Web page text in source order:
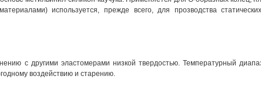
используется, прежде всего, для прозводства
с другими эластомерами низкой твердостью. Температурный
воздействию и старению.